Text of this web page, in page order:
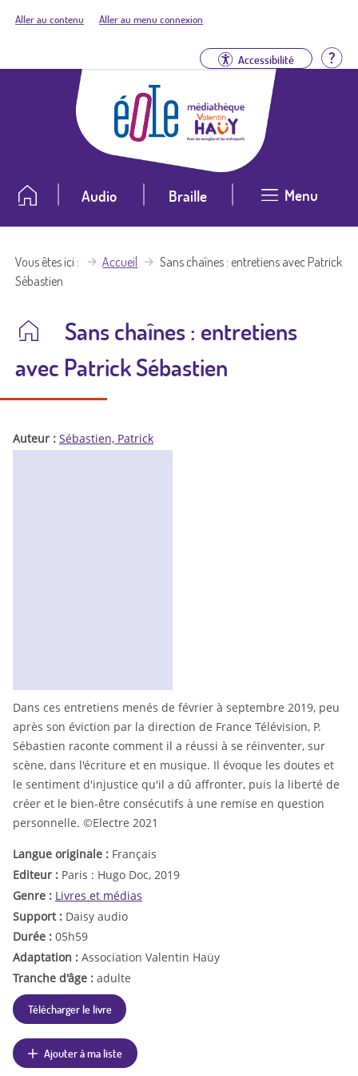
Aller au contenu Aller au menu connexion
Accessibilité
Audio Braille Menu
Vous êtes ici Accueil
Sans chaînes : entretiens avec Patrick
Sébastien
Sans chaînes : entretiens
avec Patrick Sébastien
Auteur : Sébastien, Patrick
Dans ces entretiens menés de février à septembre 2019, peu
après son éviction par la direction de France Télévision, P.
Sébastien raconte comment il a réussi à se réinventer, sur
scène, dans l'écriture et en musique. Il évoque les doutes et
le sentiment d'injustice qu'il a dû affronter, puis la liberté de
créer et le bien-être consécutifs à une remise en question
personnelle. ©Electre 2021
Langue originale : Français
Editeur : Paris : Hugo Doc, 2019
Genre : Livres et médias
Support : Daisy audio
Durée : 05h59
Adaptation : Association Valentin Haüy
Tranche d'âge : adulte
Télécharger le livre
Ajouter à ma liste